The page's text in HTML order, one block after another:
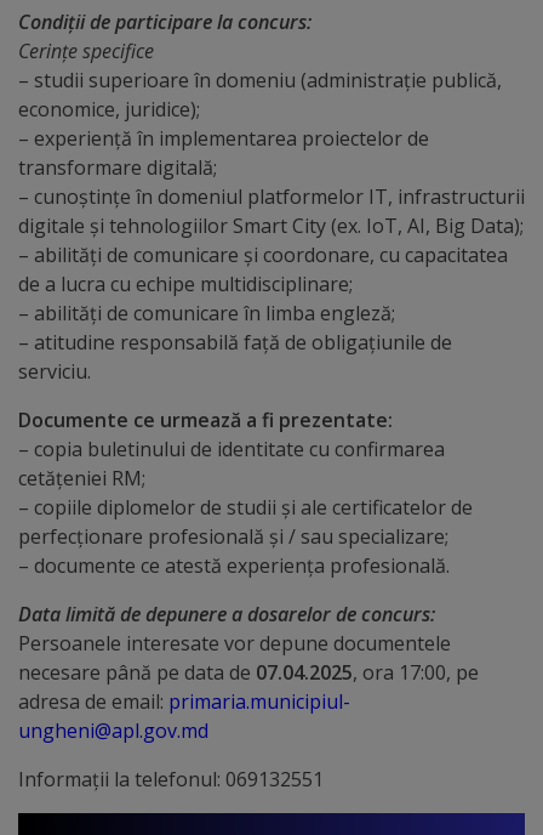
Excelență
Ungheniul
turistic
Obiective
turistice
Sculpturi
(harta
sculpturilor)
Monumente
arhitecturale
Personalități
marcante
Sportivi
de
performanță
Orașul
Condiţii de participare la concurs:
Cerinţe specifice
– studii superioare în domeniu (administrație publică,
economice, juridice);
– experiență în implementarea proiectelor de
transformare digitală;
– cunoștințe în domeniul platformelor IT, infrastructurii
digitale și tehnologiilor Smart City (ex. IoT, AI, Big Data);
– abilități de comunicare și coordonare, cu capacitatea
de a lucra cu echipe multidisciplinare;
– abilități de comunicare în limba engleză;
– atitudine responsabilă faţă de obligaţiunile de
serviciu.
Documente ce urmează a fi prezentate:
– copia buletinului de identitate cu confirmarea
cetăţeniei RM;
– copiile diplomelor de studii şi ale certificatelor de
perfecţionare profesională şi / sau specializare;
– documente ce atestă experiența profesională.
Data limită de depunere a dosarelor de concurs:
Persoanele interesate vor depune documentele
necesare până pe data de 07.04.2025, ora 17:00, pe
adresa de email: primaria.municipiul-
ungheni@apl.gov.md
Informații la telefonul: 069132551